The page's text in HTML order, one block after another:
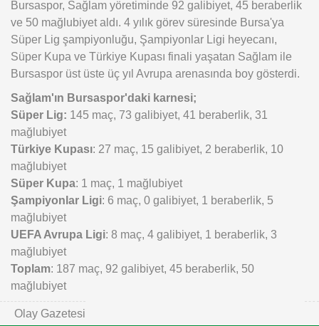
Bursaspor, Sağlam yöretiminde 92 galibiyet, 45 beraberlik
ve 50 mağlubiyet aldı. 4 yılık görev süresinde Bursa'ya
Süper Lig şampiyonluğu, Şampiyonlar Ligi heyecanı,
Süper Kupa ve Türkiye Kupası finali yaşatan Sağlam ile
Bursaspor üst üste üç yıl Avrupa arenasında boy gösterdi.
Sağlam'ın Bursaspor'daki karnesi;
Süper Lig: 145 maç, 73 galibiyet, 41 beraberlik, 31
mağlubiyet
Türkiye Kupası: 27 maç, 15 galibiyet, 2 beraberlik, 10
mağlubiyet
Süper Kupa: 1 maç, 1 mağlubiyet
Şampiyonlar Ligi: 6 maç, 0 galibiyet, 1 beraberlik, 5
mağlubiyet
UEFA Avrupa Ligi: 8 maç, 4 galibiyet, 1 beraberlik, 3
mağlubiyet
Toplam: 187 maç, 92 galibiyet, 45 beraberlik, 50
mağlubiyet
Olay Gazetesi